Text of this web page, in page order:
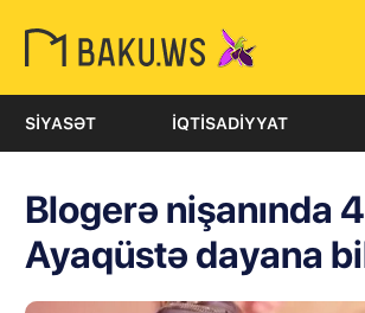
SIYASƏT İQTISADIYYAT
Blogerə nişanında
Ayaqüstə dayana